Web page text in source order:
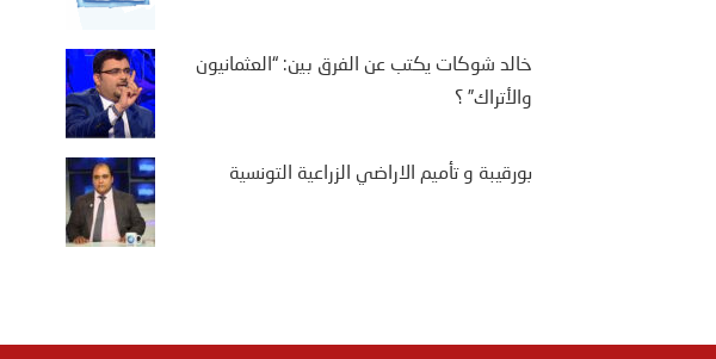
خالد شوكات يكتب عن الفرق بين: “العثمانيون
والأتراك” ؟
بورقيبة و تأميم الاراضي الزراعية التونسية